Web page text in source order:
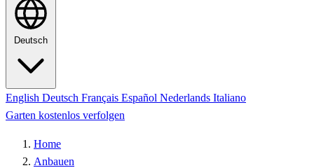
Deutsch
English Deutsch Français Español Nederlands Italiano
Garten kostenlos verfolgen
Home
Anbauen